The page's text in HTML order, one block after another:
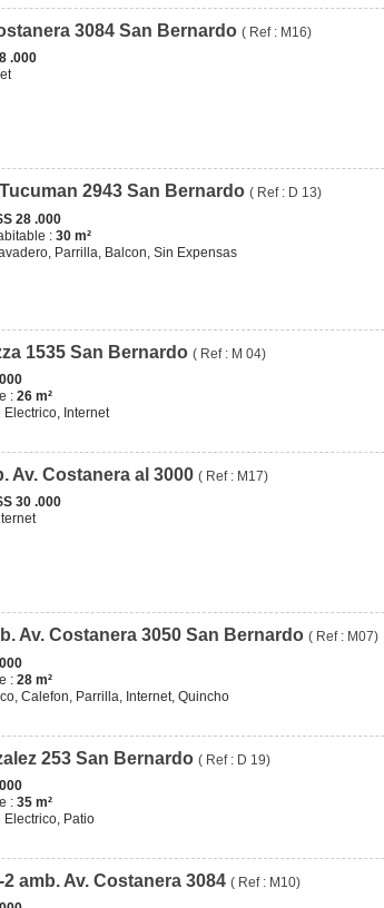
3084 San Bernardo ( Ref : M16)
.000
2943 San Bernardo ( Ref : D 13)
28 .000
: 30 m²
Parrilla, Balcon, Sin Expensas
1535 San Bernardo ( Ref : M 04)
: 26 m²
Electrico, Internet
Av. Costanera al 3000 ( Ref : M17)
30 .000
Av. Costanera 3050 San Bernardo ( Ref : M07)
: 28 m²
Calefon, Parrilla, Internet, Quincho
253 San Bernardo ( Ref : D 19)
: 35 m²
Electrico, Patio
amb. Av. Costanera 3084 ( Ref : M10)